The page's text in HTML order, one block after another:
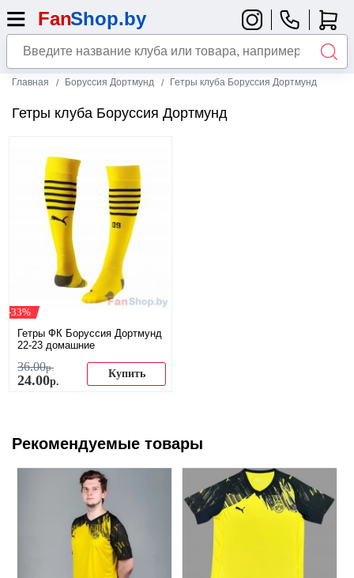
Главная Боруссия Дортмунд Гетры клуба Боруссия Дортмунд
Гетры клуба Боруссия Дортмунд
-33%
Гетры ФК Боруссия Дортмунд
22-23 домашние
36.00р.
24.00р.
Купить
Рекомендуемые товары